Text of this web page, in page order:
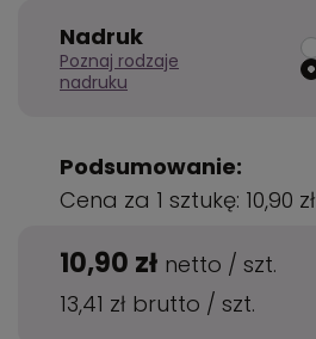
Nadruk
Poznaj rodzaje
nadruku
Podsumowanie:
Cena za 1 sztukę: 10,90 zł
10,90 zł netto / szt.
13,41 zł brutto / szt.